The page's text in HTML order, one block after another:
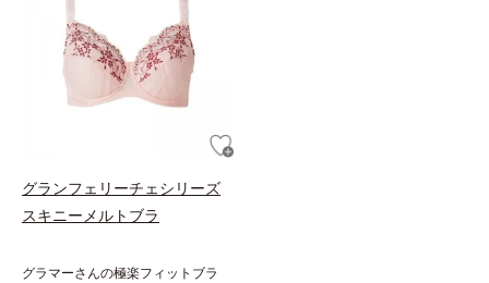
グランフェリーチェシリーズ
スキニーメルトブラ
グラマーさんの極楽フィットブラ